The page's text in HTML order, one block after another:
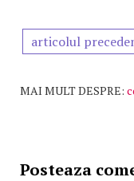
articolul
MAI MULT DESPRE:
Posteaza